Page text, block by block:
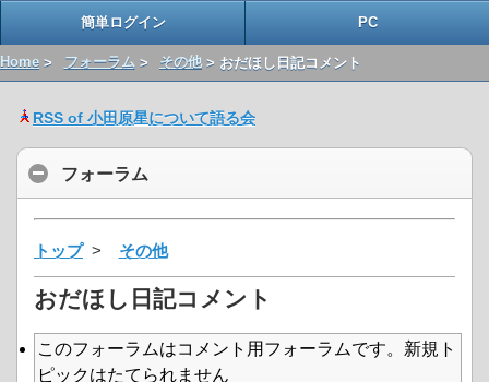
簡単ログイン PC
Home > フォーラム> その他> おだほし日記コメント
RSS of 小田原星について語る会
フォーラム
トップ> その他
おだほし日記コメント
このフォーラムはコメント用フォーラムです。新規ト
ピックはたてられません